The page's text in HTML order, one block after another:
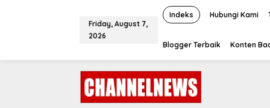
o
Friday, August 7,
2026
Indeks Hubungi Kami
Blogger Terbaik Konten